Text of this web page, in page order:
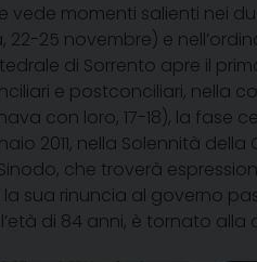
vede momenti salienti nei
22-25 novembre) e
di Sorrento apre il
e postconciliari, nella
con loro, 17-18), la fase
2011, nella Solennità
che troverà
la sua rinuncia al governo
di 84 anni, è tornato